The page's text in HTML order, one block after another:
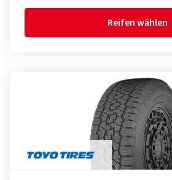
Reifen wählen